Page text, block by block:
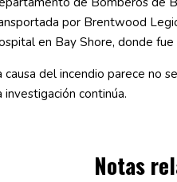
por Brentwood
en Bay Shore, donde
causa del incendio parece no
investigación continúa.
Notas